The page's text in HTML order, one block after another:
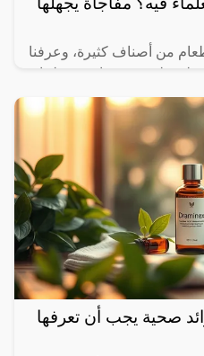
من أصناف كثيرة، وعرفنا
على بعض ما حرم علينا،
بعض المعلومات الغير
أفضل 5 فوائد صحية يجب أن تعرفها